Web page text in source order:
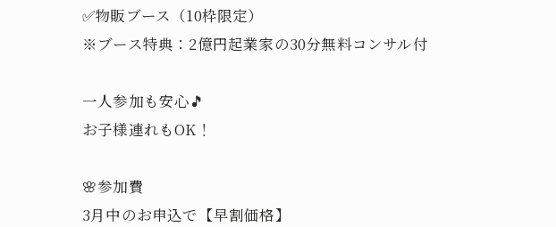
✅物販ブース（10枠限定）
※ブース特典：2億円起業家の30分無料コンサル付
一人参加も安心🎵
お子様連れもOK！
🌸参加費
3月中のお申込で【早割価格】